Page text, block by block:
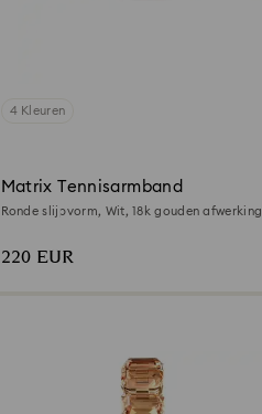
4 Kleuren
Matrix Tennisarmband
Ronde slijpvorm, Wit, ‎18k gouden afwerking
220 EUR